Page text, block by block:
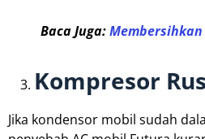
Baca Juga:Membersihkan
Kompresor
Jika kondensor mobil sudah